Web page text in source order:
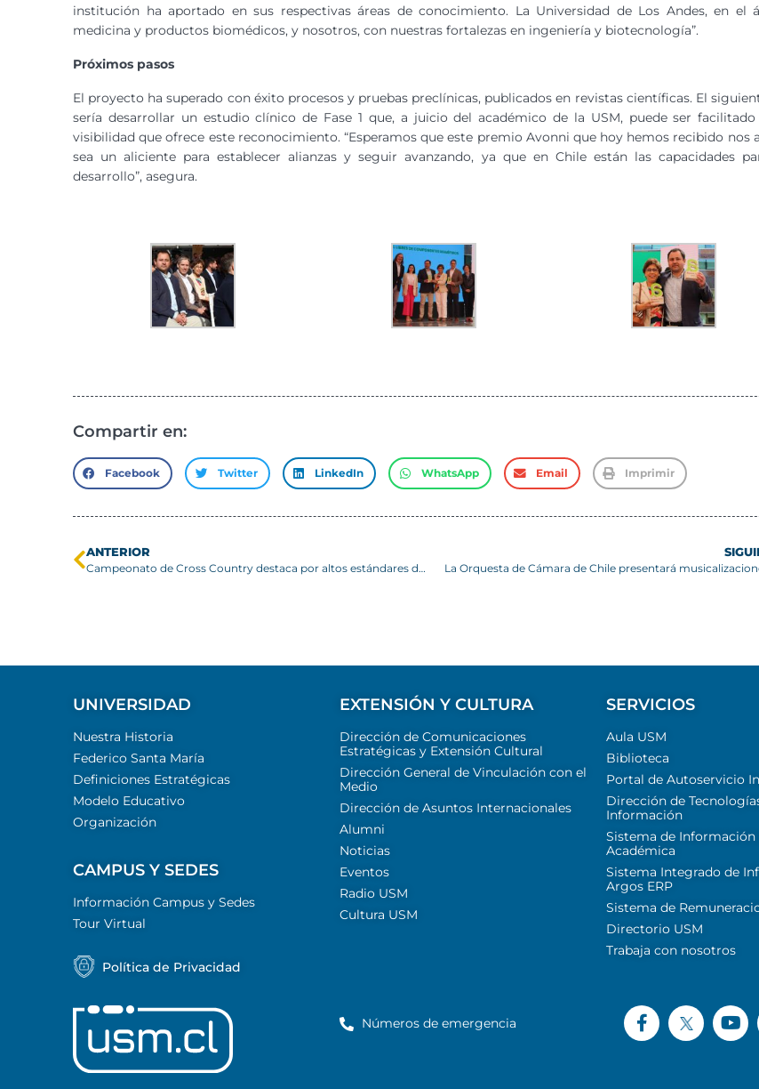
institución ha aportado en sus respectivas áreas de conocimiento. La Universidad de Los Andes, en el
medicina y productos biomédicos, y nosotros, con nuestras fortalezas en ingeniería y biotecnología”.
Próximos pasos
El proyecto ha superado con éxito procesos y pruebas preclínicas, publicados en revistas científicas. El
sería desarrollar un estudio clínico de Fase 1 que, a juicio del académico de la USM, puede ser
visibilidad que ofrece este reconocimiento. “Esperamos que este premio Avonni que hoy hemos recibido nos
sea un aliciente para establecer alianzas y seguir avanzando, ya que en Chile están las capacidades
desarrollo”, asegura.
Compartir en:
Facebook Twitter LinkedIn WhatsApp Email Imprimir
ANTERIOR
Campeonato de Cross Country destaca por altos estándares de organización
UNIVERSIDAD
Nuestra Historia
Federico Santa María
Definiciones Estratégicas
Modelo Educativo
Organización
CAMPUS Y SEDES
Información Campus y Sedes
Tour Virtual
Política de Privacidad
EXTENSIÓN Y CULTURA
Dirección de Comunicaciones
Estratégicas y Extensión Cultural
Dirección General de Vinculación con el
Medio
Dirección de Asuntos Internacionales
Alumni
Noticias
Eventos
Radio USM
Cultura USM
SERVICIOS
Aula USM
Biblioteca
Portal de Autoservicio
Dirección de
Información
Sistema de Información
Académica
Sistema Integrado de
Argos ERP
Sistema de
Directorio USM
Trabaja con nosotros
Números de emergencia